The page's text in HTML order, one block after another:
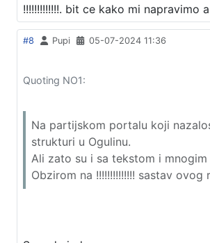
!!!!!!!!!!!!!. bit ce kako mi napravimo
#8 Pupi 05-07-2024 11:36
Quoting NO1:
Na partijskom portalu koji
strukturi u Ogulinu.
Ali zato su i sa tekstom i
Obzirom na !!!!!!!!!!!!!! sastav